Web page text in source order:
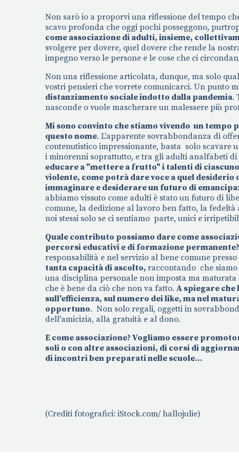
Non sarò io a proporvi una riflessione del tempo
scavo profonda che oggi pochi posseggono,
come associazione di adulti, insieme,
svolgere per dovere, quel dovere che rende la
impegno verso le persone e le cose che ci
Non una riflessione articolata, dunque, ma solo
vostri pensieri che vorrete comunicarci. Un punto
distanziamento sociale indotto dalla pandemia.
nasconde o vuole mascherare un malessere più
Mi sono convinto che stiamo vivendo un
questo nome. L'apparente sovrabbondanza di
contenutistico impressionante, basta solo scavare
i minorenni soprattutto, e tra gli adulti analfabeti
educare a "mettere a frutto" i talenti di
violente, come potrà dare voce a quel
immaginare e desiderare un futuro di
abbiamo vissuto come adulti è stato un futuro di
comune, la dedizione al lavoro ben fatto, la fedeltà
noi stessi solo se ci sentiamo parte, unici e
Quale contributo possiamo dare come
percorsi educativi e di formazione permanente?
responsabilità e nel servizio al bene comune
tanta capacità di ascolto, raccontando che
una disciplina personale non imposta ma
che è bene da ciò che non va fatto. A spiegare
sull'efficienza, sul numero dei like, ma nel
opportuno. Non solo regali, oggetti in
dell'amicizia, alla gratuità e al dono.
E come associazione? Vogliamo essere
soli o con altre associazioni, di corsi di
di incontri ben preparati nelle scuole...
(Crediti fotografici: iStock.com/ hallojulie)